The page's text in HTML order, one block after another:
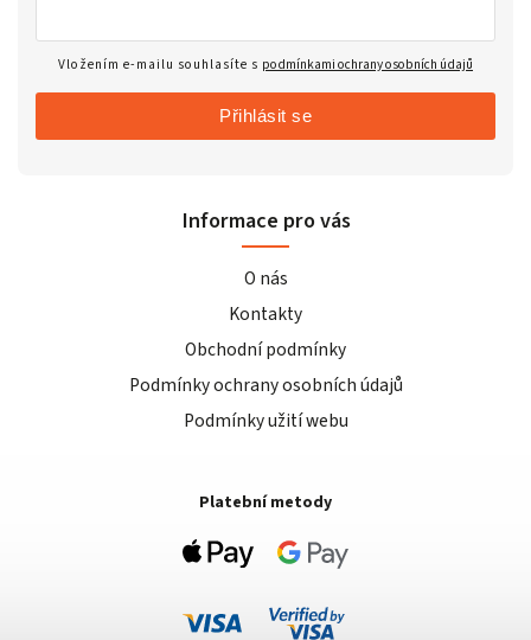
Vložením e-mailu souhlasíte s podmínkami ochrany osobních údajů
Přihlásit se
Informace pro vás
O nás
Kontakty
Obchodní podmínky
Podmínky ochrany osobních údajů
Podmínky užití webu
Platební metody